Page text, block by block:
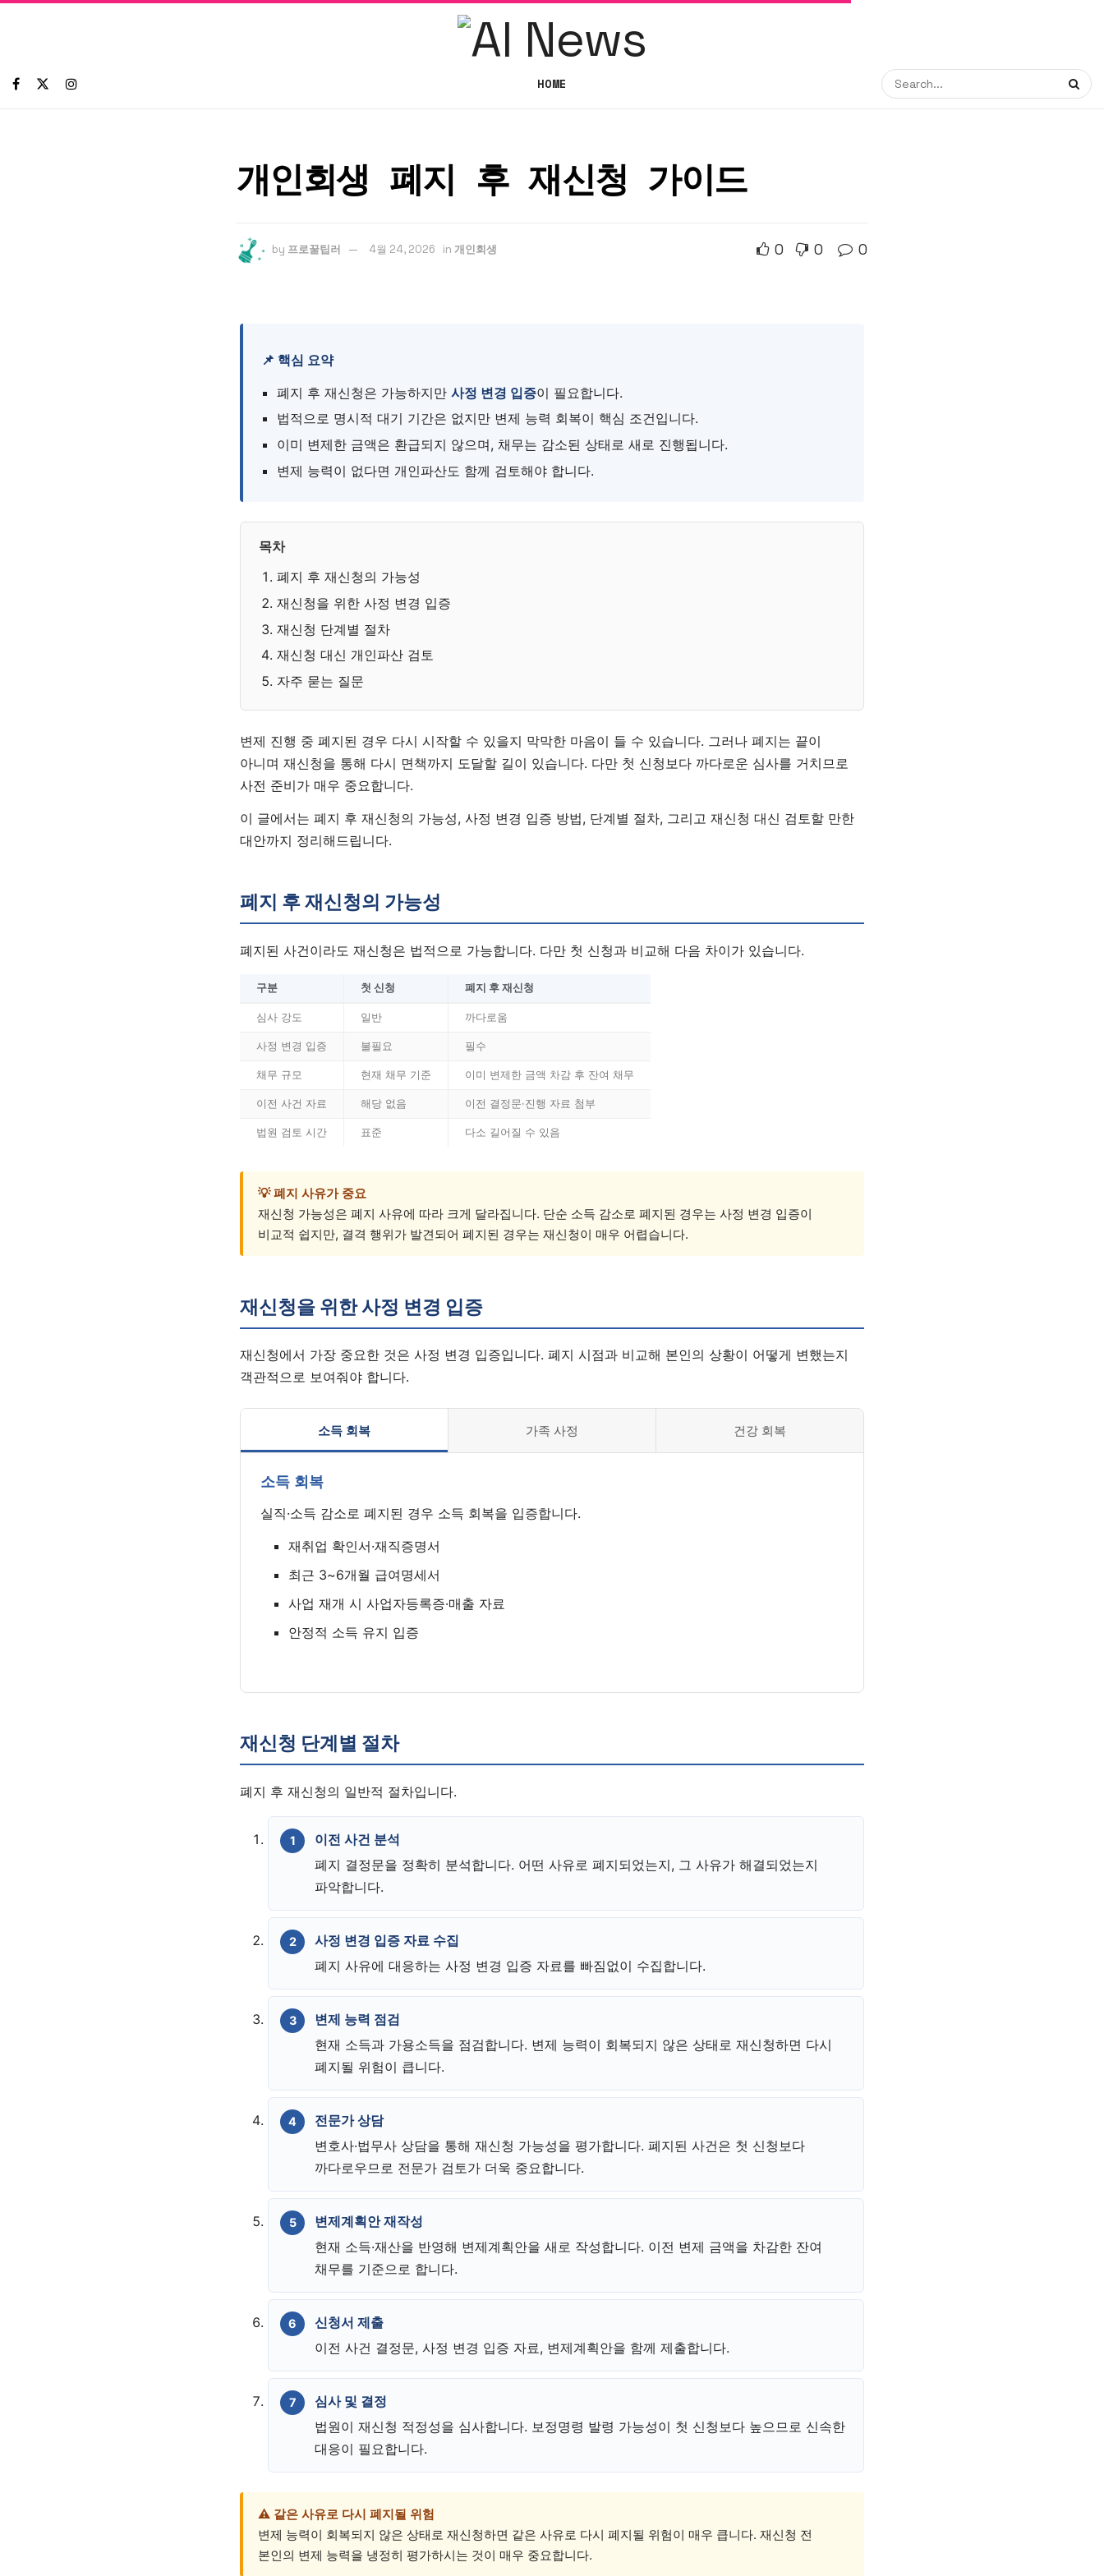
HOME
개인회생 폐지 후 재신청 가이드
by 프로꿀팁러 4월 24, 2026 in 개인회생 0 0 0
📌 핵심 요약
폐지 후 재신청은 가능하지만사정 변경 입증이 필요합니다.
법적으로 명시적 대기 기간은 없지만 변제 능력 회복이 핵심 조건입니다.
이미 변제한 금액은 환급되지 않으며, 채무는 감소된 상태로 새로 진행됩니다.
변제 능력이 없다면 개인파산도 함께 검토해야 합니다.
목차
폐지 후 재신청의 가능성
재신청을 위한 사정 변경 입증
재신청 단계별 절차
재신청 대신 개인파산 검토
자주 묻는 질문
변제 진행 중 폐지된 경우 다시 시작할 수 있을지 막막한 마음이 들 수 있습니다. 그러나 폐지는 끝이
아니며 재신청을 통해 다시 면책까지 도달할 길이 있습니다. 다만 첫 신청보다 까다로운 심사를 거치므로
사전 준비가 매우 중요합니다.
이 글에서는 폐지 후 재신청의 가능성, 사정 변경 입증 방법, 단계별 절차, 그리고 재신청 대신 검토할 만한
대안까지 정리해드립니다.
폐지 후 재신청의 가능성
폐지된 사건이라도 재신청은 법적으로 가능합니다. 다만 첫 신청과 비교해 다음 차이가 있습니다.
구분 첫 신청 폐지 후 재신청
심사 강도 일반 까다로움
사정 변경 입증 불필요 필수
채무 규모 현재 채무 기준 이미 변제한 금액 차감 후 잔여 채무
이전 사건 자료 해당 없음 이전 결정문·진행 자료 첨부
법원 검토 시간 표준 다소 길어질 수 있음
💡 폐지 사유가 중요
재신청 가능성은 폐지 사유에 따라 크게 달라집니다. 단순 소득 감소로 폐지된 경우는 사정 변경 입증이
비교적 쉽지만, 결격 행위가 발견되어 폐지된 경우는 재신청이 매우 어렵습니다.
재신청을 위한 사정 변경 입증
재신청에서 가장 중요한 것은 사정 변경 입증입니다. 폐지 시점과 비교해 본인의 상황이 어떻게 변했는지
객관적으로 보여줘야 합니다.
소득 회복 가족 사정 건강 회복
소득 회복
실직·소득 감소로 폐지된 경우 소득 회복을 입증합니다.
재취업 확인서·재직증명서
최근 3~6개월 급여명세서
사업 재개 시 사업자등록증·매출 자료
안정적 소득 유지 입증
재신청 단계별 절차
폐지 후 재신청의 일반적 절차입니다.
이전 사건 분석
폐지 결정문을 정확히 분석합니다. 어떤 사유로 폐지되었는지, 그 사유가 해결되었는지
파악합니다.
사정 변경 입증 자료 수집
폐지 사유에 대응하는 사정 변경 입증 자료를 빠짐없이 수집합니다.
변제 능력 점검
현재 소득과 가용소득을 점검합니다. 변제 능력이 회복되지 않은 상태로 재신청하면 다시
폐지될 위험이 큽니다.
전문가 상담
변호사·법무사 상담을 통해 재신청 가능성을 평가합니다. 폐지된 사건은 첫 신청보다
까다로우므로 전문가 검토가 더욱 중요합니다.
변제계획안 재작성
현재 소득·재산을 반영해 변제계획안을 새로 작성합니다. 이전 변제 금액을 차감한 잔여
채무를 기준으로 합니다.
신청서 제출
이전 사건 결정문, 사정 변경 입증 자료, 변제계획안을 함께 제출합니다.
심사 및 결정
법원이 재신청 적정성을 심사합니다. 보정명령 발령 가능성이 첫 신청보다 높으므로 신속한
대응이 필요합니다.
⚠️ 같은 사유로 다시 폐지될 위험
변제 능력이 회복되지 않은 상태로 재신청하면 같은 사유로 다시 폐지될 위험이 매우 큽니다. 재신청 전
본인의 변제 능력을 냉정히 평가하시는 것이 매우 중요합니다.
법무법인 서앤율 · 광고책임변호사 구제준